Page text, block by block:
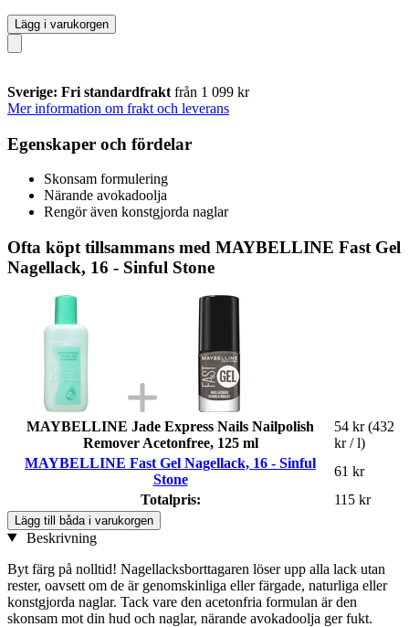
Lägg i varukorgen
Sverige: Fri standardfrakt från 1 099 kr
Mer information om frakt och leverans
Egenskaper och fördelar
Skonsam formulering
Närande avokadoolja
Rengör även konstgjorda naglar
Ofta köpt tillsammans med MAYBELLINE Fast Gel
Nagellack, 16 - Sinful Stone
MAYBELLINE Jade Express Nails Nailpolish
Remover Acetonfree, 125 ml
54 kr (432
kr / l)
MAYBELLINE Fast Gel Nagellack, 16 - Sinful
Stone
61 kr
Totalpris:
115 kr
Lägg till båda i varukorgen
Beskrivning
Byt färg på nolltid! Nagellacksborttagaren löser upp alla lack utan
rester, oavsett om de är genomskinliga eller färgade, naturliga eller
konstgjorda naglar. Tack vare den acetonfria formulan är den
skonsam mot din hud och naglar, närande avokadoolja ger fukt.